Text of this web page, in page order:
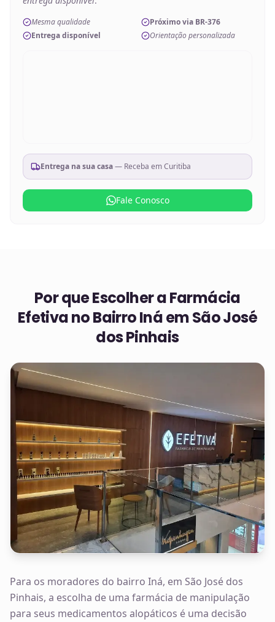
Mesma qualidade
Próximo via BR-376
Entrega disponível
Orientação personalizada
Entrega na sua casa— Receba emCuritiba
Fale Conosco
Por que Escolher a Farmácia
Efetiva noBairro Iná em São José
dos Pinhais
Para os moradores do bairro Iná, em São José dos
Pinhais, a escolha de uma farmácia de manipulação
para seus medicamentos alopáticos é uma decisão